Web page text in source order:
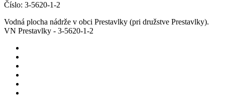
Číslo: 3-5620-1-2
Vodná plocha nádrže v obci Prestavlky (pri družstve Prestavlky).
VN Prestavlky - 3-5620-1-2